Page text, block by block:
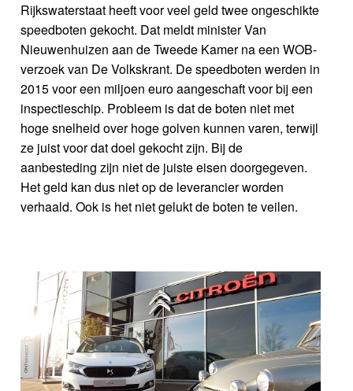
Rijkswaterstaat heeft voor veel geld twee ongeschikte
speedboten gekocht. Dat meldt minister Van
Nieuwenhuizen aan de Tweede Kamer na een WOB-
verzoek van De Volkskrant. De speedboten werden in
2015 voor een miljoen euro aangeschaft voor bij een
inspectieschip. Probleem is dat de boten niet met
hoge snelheid over hoge golven kunnen varen, terwijl
ze juist voor dat doel gekocht zijn. Bij de
aanbesteding zijn niet de juiste eisen doorgegeven.
Het geld kan dus niet op de leverancier worden
verhaald. Ook is het niet gelukt de boten te veilen.